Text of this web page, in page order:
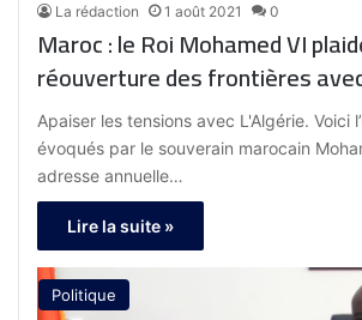
La rédaction 1 août 2021 0
Maroc : le Roi Mohamed VI
réouverture des frontières
Apaiser les tensions avec L'Algérie. Voici
évoqués par le souverain marocain
adresse annuelle…
Lire la suite »
Politique